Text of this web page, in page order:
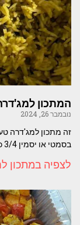
המתכון
נובמבר 26, 2024
זה מתכון למג'דרה
בסמטי או יסמין 3/4 כוס עדשים שחורות או ירוקות בצל גדול מאוד כפית
לצפיה במתכון